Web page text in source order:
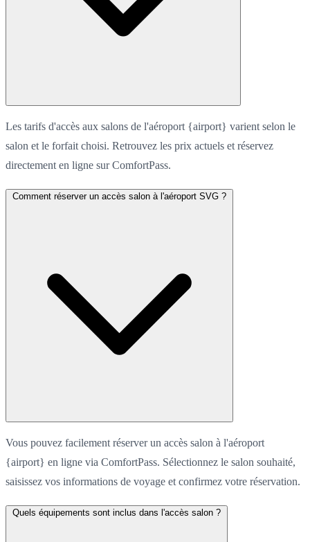
Les tarifs d'accès aux salons de l'aéroport {airport} varient selon le
salon et le forfait choisi. Retrouvez les prix actuels et réservez
directement en ligne sur ComfortPass.
Comment réserver un accès salon à l'aéroport SVG ?
Vous pouvez facilement réserver un accès salon à l'aéroport
{airport} en ligne via ComfortPass. Sélectionnez le salon souhaité,
saisissez vos informations de voyage et confirmez votre réservation.
Quels équipements sont inclus dans l'accès salon ?